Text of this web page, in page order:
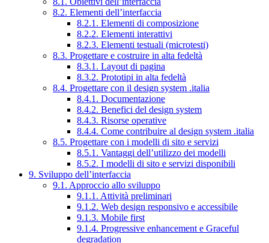
8.2. Elementi dell’interfaccia
8.2.1. Elementi di composizione
8.2.2. Elementi interattivi
8.2.3. Elementi testuali (microtesti)
8.3. Progettare e costruire in alta fedeltà
8.3.1. Layout di pagina
8.3.2. Prototipi in alta fedeltà
8.4. Progettare con il design system .italia
8.4.1. Documentazione
8.4.2. Benefici del design system
8.4.3. Risorse operative
8.4.4. Come contribuire al design system .italia
8.5. Progettare con i modelli di sito e servizi
8.5.1. Vantaggi dell’utilizzo dei modelli
8.5.2. I modelli di sito e servizi disponibili
9. Sviluppo dell’interfaccia
9.1. Approccio allo sviluppo
9.1.1. Attività preliminari
9.1.2. Web design responsivo e accessibile
9.1.3. Mobile first
9.1.4. Progressive enhancement e Graceful
degradation